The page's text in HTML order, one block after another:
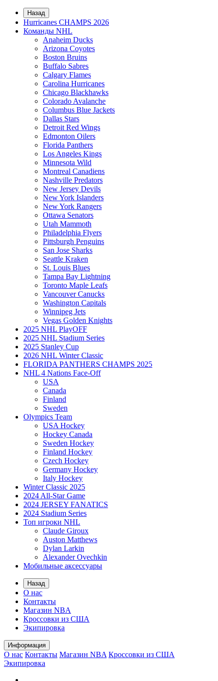
Назад
Hurricanes CHAMPS 2026
Команды NHL
Anaheim Ducks
Arizona Coyotes
Boston Bruins
Buffalo Sabres
Calgary Flames
Carolina Hurricanes
Chicago Blackhawks
Colorado Avalanche
Columbus Blue Jackets
Dallas Stars
Detroit Red Wings
Edmonton Oilers
Florida Panthers
Los Angeles Kings
Minnesota Wild
Montreal Canadiens
Nashville Predators
New Jersey Devils
New York Islanders
New York Rangers
Ottawa Senators
Utah Mammoth
Philadelphia Flyers
Pittsburgh Penguins
San Jose Sharks
Seattle Kraken
St. Louis Blues
Tampa Bay Lightning
Toronto Maple Leafs
Vancouver Canucks
Washington Capitals
Winnipeg Jets
Vegas Golden Knights
2025 NHL PlayOFF
2025 NHL Stadium Series
2025 Stanley Cup
2026 NHL Winter Classic
FLORIDA PANTHERS CHAMPS 2025
NHL 4 Nations Face-Off
USA
Canada
Finland
Sweden
Olympics Team
USA Hockey
Hockey Canada
Sweden Hockey
Finland Hockey
Czech Hockey
Germany Hockey
Italy Hockey
Winter Classic 2025
2024 All-Star Game
2024 JERSEY FANATICS
2024 Stadium Series
Топ игроки NHL
Claude Giroux
Auston Matthews
Dylan Larkin
Alexander Ovechkin
Мобильные аксессуары
Назад
О нас
Контакты
Магазин NBA
Кроссовки из США
Экипировка
Информация
О нас Контакты Магазин NBA Кроссовки из США
Экипировка